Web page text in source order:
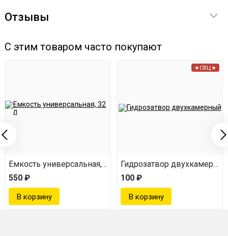
Ингредиенты
Технология приготовления:
декстрозу. Температура смеси должна быть в
пределах 20-30°С.
Добавить винные дрожжи, закрыть емкость,
Отзывы
С этим товаром часто покупают
Емкость универсальная, 32 л
550 ₽
★СВЦ★
Гидрозатвор
100 ₽